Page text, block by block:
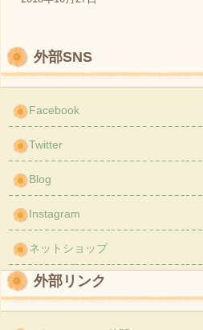
外部SNS
Facebook
Twitter
Blog
Instagram
ネットショップ
外部リンク